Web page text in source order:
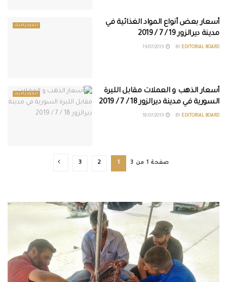
انفوجرافيك
أسعار بعض أنواع المواد الغذائية في
مدينة ديرالزور 19 / 7 / 2019
BY EDITORIAL BOARD
انفوجرافيك
أسعار الذهب و العملات مقابل الليرة
السورية في مدينة ديرالزور 18 / 7 / 2019
BY EDITORIAL BOARD
صفحة 1 من 3 1
2
3